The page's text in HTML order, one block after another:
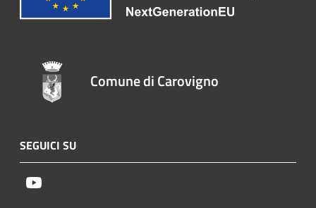
Comune di Carovigno
SEGUICI SU